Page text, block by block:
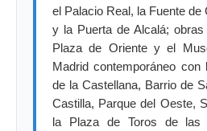
el Palacio Real, la Fuente de
y la Puerta de Alcalá;
Plaza de Oriente y el
Madrid contemporáneo
de la Castellana, Barrio de
Castilla, Parque del Oeste,
la Plaza de Toros de las